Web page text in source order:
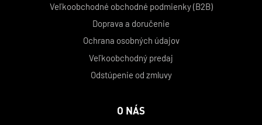
Veľkoobchodné obchodné podmienky (B2B)
Doprava a doručenie
Ochrana osobných údajov
Veľkoobchodný predaj
Odstúpenie od zmluvy
O NÁS